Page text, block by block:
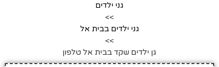
גני ילדים
>>
גני ילדים בבית אל
>>
גן ילדים שקד בבית אל טלפון